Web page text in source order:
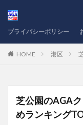
プライバシーポリシー
HOME 港区
芝公園のAGA
めランキング